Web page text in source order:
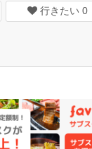
行きたい 0